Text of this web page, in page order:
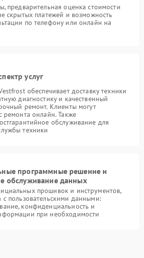
предварительная оценка стоимости
скрытых платежей и возможность
по телефону или онлайн на
услуг
обеспечивает доставку техники
диагностику и качественный
ремонт. Клиенты могут
ремонта онлайн. Также
обслуживание для
техники
программные решение и
обслуживание данных
прошивок и инструментов,
с пользовательскими данными:
конфиденциальность и
при необходимости